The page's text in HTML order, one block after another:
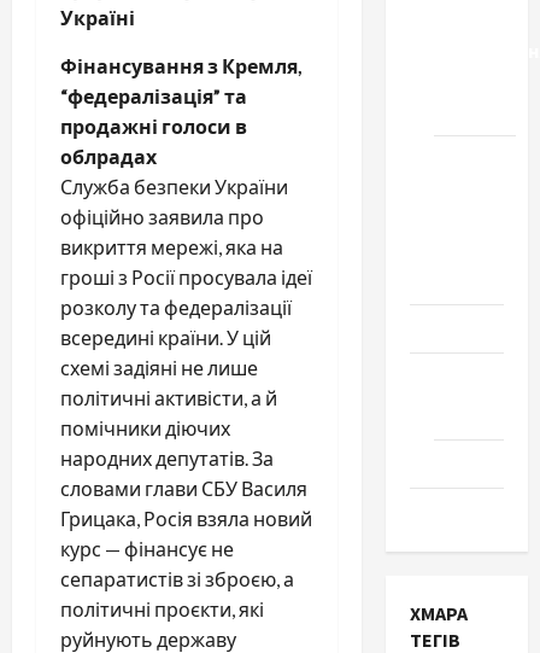
Україні
Фінансування з Кремля,
“федералізація” та
продажні голоси в
облрадах
Служба безпеки України
офіційно заявила про
викриття мережі, яка на
гроші з Росії просувала ідеї
розколу та федералізації
всередині країни. У цій
схемі задіяні не лише
політичні активісти, а й
помічники діючих
народних депутатів. За
словами глави СБУ Василя
Грицака, Росія взяла новий
курс — фінансує не
сепаратистів зі зброєю, а
політичні проєкти, які
руйнують державу
ХМАРА
ТЕГІВ